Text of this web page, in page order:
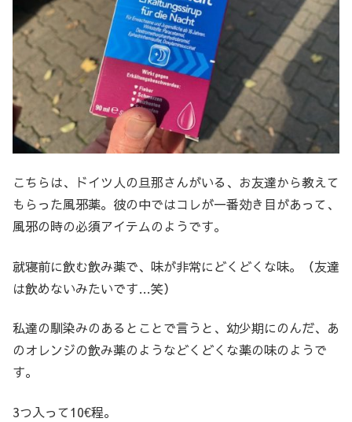
こちらは、ドイツ人の旦那さんがいる、お友達から教えて
もらった風邪薬。彼の中ではコレが一番効き目があって、
風邪の時の必須アイテムのようです。
就寝前に飲む飲み薬で、味が非常にどくどくな味。（友達
は飲めないみたいです…笑）
私達の馴染みのあるとことで言うと、幼少期にのんだ、あ
のオレンジの飲み薬のようなどくどくな薬の味のようで
す。
3つ入って10€程。